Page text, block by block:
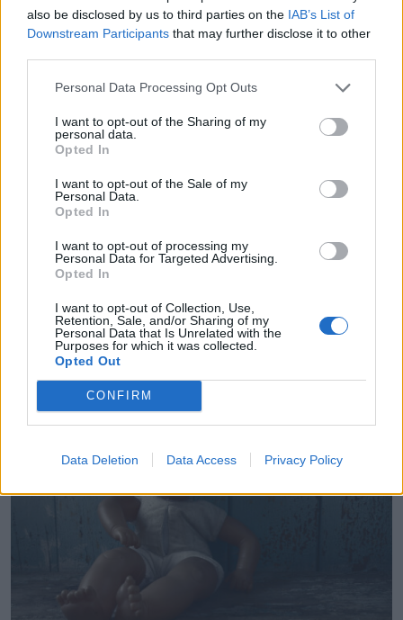
also be disclosed by us to third parties on the IAB’s List of
Downstream Participants that may further disclose it to other
Personal Data Processing Opt Outs
I want to opt-out of the Sharing of my
personal data.
Opted In
I want to opt-out of the Sale of my
Personal Data.
Opted In
I want to opt-out of processing my
Personal Data for Targeted Advertising.
Opted In
I want to opt-out of Collection, Use,
Retention, Sale, and/or Sharing of my
Personal Data that Is Unrelated with the
Purposes for which it was collected.
Opted Out
CONFIRM
Data Deletion Data Access Privacy Policy
volejbola trenera lietā
AKTUALITĀTES
Sākas Uzticības tālruņa akcija "Pārtrauc klusēšanu"
seksuālās vardarbības mazināšanai